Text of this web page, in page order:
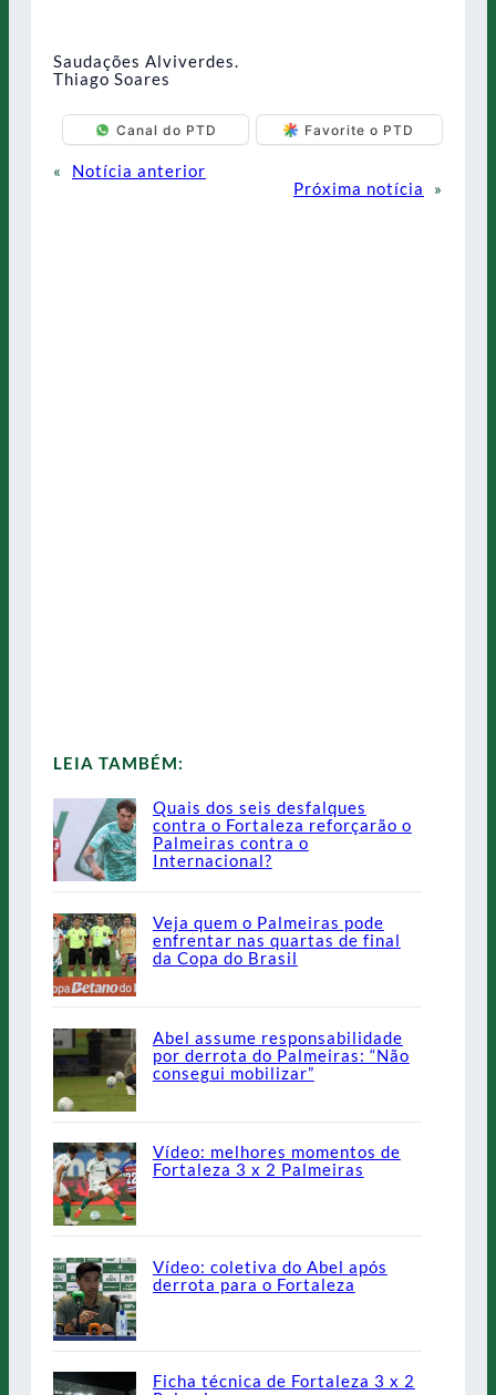
Saudações Alviverdes.
Thiago Soares
Canal do PTD Favorite o PTD
«
Notícia anterior
Próxima notícia
»
LEIA TAMBÉM:
Quais dos seis desfalques
contra o Fortaleza reforçarão o
Palmeiras contra o
Internacional?
Veja quem o Palmeiras pode
enfrentar nas quartas de final
da Copa do Brasil
Abel assume responsabilidade
por derrota do Palmeiras: “Não
consegui mobilizar”
Vídeo: melhores momentos de
Fortaleza 3 x 2 Palmeiras
Vídeo: coletiva do Abel após
derrota para o Fortaleza
Ficha técnica de Fortaleza 3 x 2